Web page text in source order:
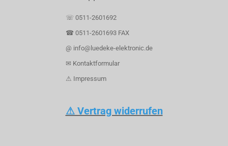
☏ 0511-2601692
☎ 0511-2601693 FAX
@ info@luedeke-elektronic.de
✉ Kontaktformular
⚠ Impressum
⚠ Vertrag widerrufen